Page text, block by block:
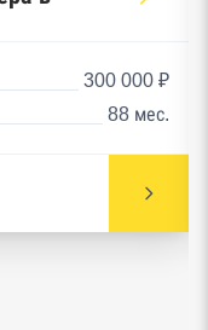
300 000 ₽
88 мес.